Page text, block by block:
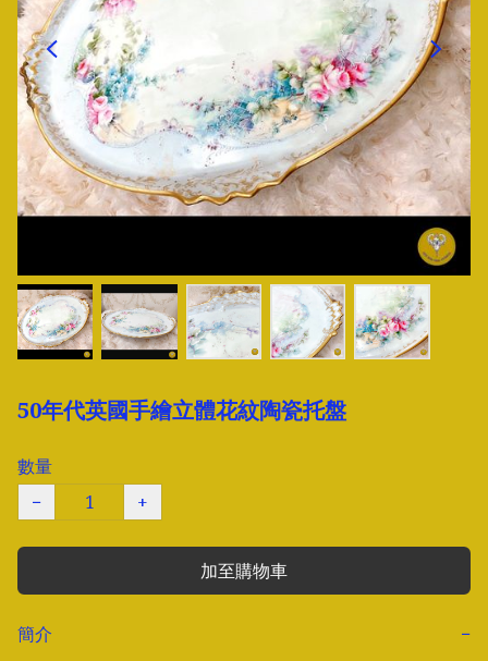
50年代英國手繪立體花紋陶瓷托盤
數量
−
+
加至購物車
簡介
−